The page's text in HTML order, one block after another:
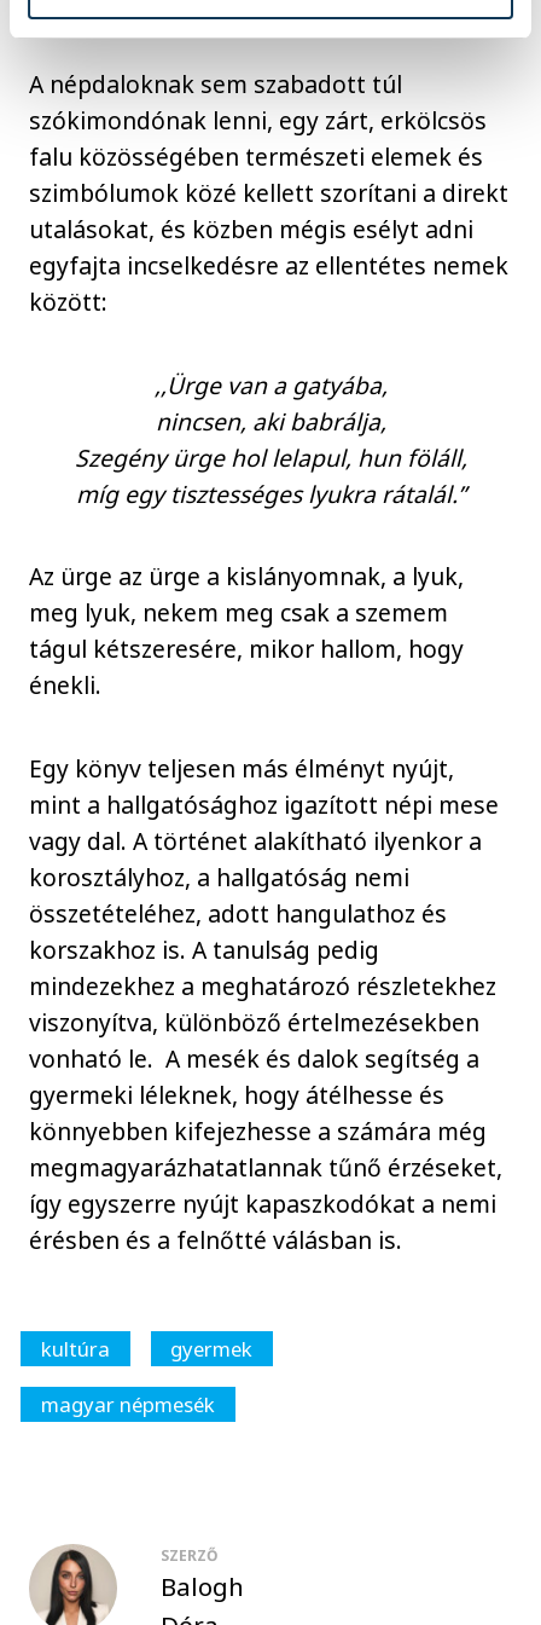
A népdaloknak sem szabadott túl
szókimondónak lenni, egy zárt, erkölcsös
falu közösségében természeti elemek és
szimbólumok közé kellett szorítani a direkt
utalásokat, és közben mégis esélyt adni
egyfajta incselkedésre az ellentétes nemek
között:
,,Ürge van a gatyába,
nincsen, aki babrálja,
Szegény ürge hol lelapul, hun föláll,
míg egy tisztességes lyukra rátalál.”
Az ürge az ürge a kislányomnak, a lyuk,
meg lyuk, nekem meg csak a szemem
tágul kétszeresére, mikor hallom, hogy
énekli.
Egy könyv teljesen más élményt nyújt,
mint a hallgatósághoz igazított népi mese
vagy dal. A történet alakítható ilyenkor a
korosztályhoz, a hallgatóság nemi
összetételéhez, adott hangulathoz és
korszakhoz is. A tanulság pedig
mindezekhez a meghatározó részletekhez
viszonyítva, különböző értelmezésekben
vonható le. A mesék és dalok segítség a
gyermeki léleknek, hogy átélhesse és
könnyebben kifejezhesse a számára még
megmagyarázhatatlannak tűnő érzéseket,
így egyszerre nyújt kapaszkodókat a nemi
érésben és a felnőtté válásban is.
kultúra
gyermek
magyar népmesék
SZERZŐ
Balogh